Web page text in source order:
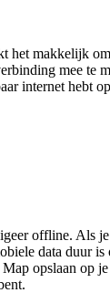
het makkelijk
mee te
internet hebt
offline. Als
data duur
opslaan op